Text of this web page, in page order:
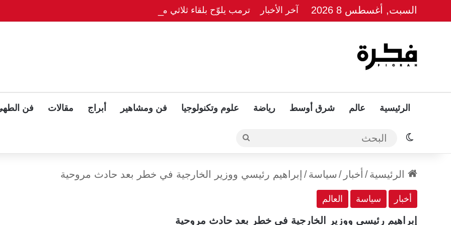
السبت, أغسطس 8 2026 آخر الأخبار ترمب يلوّح بلقاء ثلاثي مع بوتين وزيلينسكي بعد قمة ألاسكا
الرئيسية عالم شرق أوسط رياضة علوم وتكنولوجيا فن ومشاهير أبراج مقالات فن
الوضع المظلم البحث
الرئيسية/ أخبار / سياسة/ إبراهيم رئيسي ووزير الخارجية في خطر بعد حادث مروحية
أخبار سياسة العالم
إبراهيم رئيسي ووزير الخارجية في خطر بعد حادث مروحية